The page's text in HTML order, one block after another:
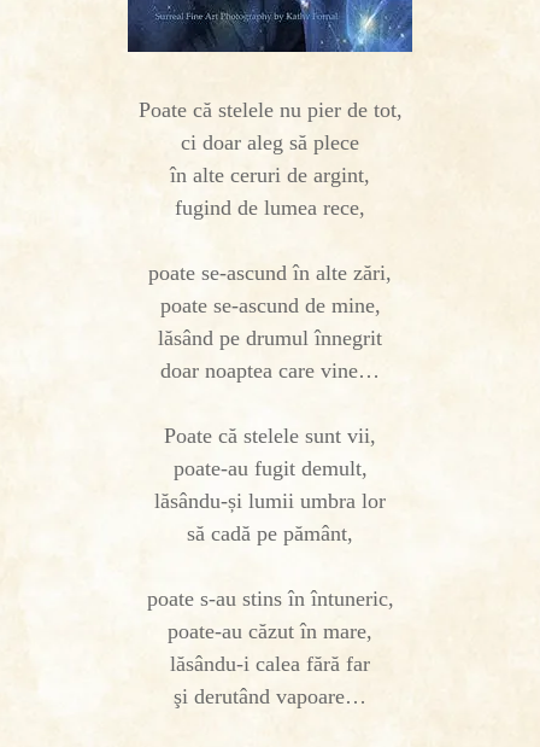
Poate că stelele nu pier de tot,
ci doar aleg să plece
în alte ceruri de argint,
fugind de lumea rece,
poate se-ascund în alte zări,
poate se-ascund de mine,
lăsând pe drumul înnegrit
doar noaptea care vine…
Poate că stelele sunt vii,
poate-au fugit demult,
lăsându-și lumii umbra lor
să cadă pe pământ,
poate s-au stins în întuneric,
poate-au căzut în mare,
lăsându-i calea fără far
şi derutând vapoare…